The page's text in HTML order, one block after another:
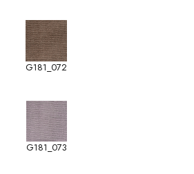
G181_072
G181_073